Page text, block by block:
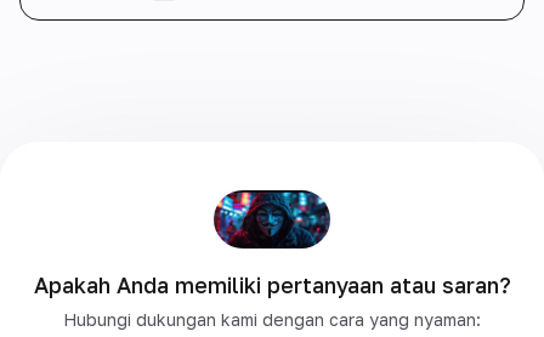
Apakah Anda memiliki pertanyaan atau saran?
Hubungi dukungan kami dengan cara yang nyaman: